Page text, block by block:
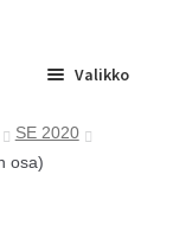
Valikko
SE 2020
osa)